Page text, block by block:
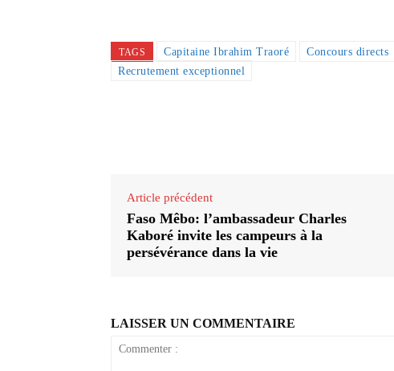
TAGS Capitaine Ibrahim Traoré Concours directs
Recrutement exceptionnel
Article précédent
Faso Mêbo: l’ambassadeur Charles
Kaboré invite les campeurs à la
persévérance dans la vie
LAISSER UN COMMENTAIRE